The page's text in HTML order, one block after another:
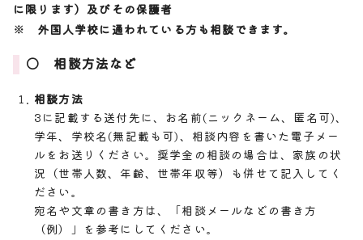
に限ります）及びその保護者
※ 外国人学校に通われている方も相談できます。
〇 相談方法など
相談方法
3に記載する送付先に、お名前(ニックネーム、匿名可)、
学年、学校名(無記載も可)、相談内容を書いた電子メー
ルをお送りください。奨学金の相談の場合は、家族の状
況（世帯人数、年齢、世帯年収等）も併せて記入してく
ださい。
宛名や文章の書き方は、「相談メールなどの書き方
（例）」を参考にしてください。